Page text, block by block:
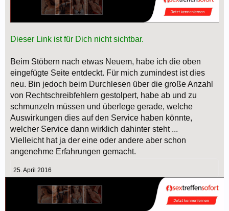
Dieser Link ist für Dich nicht sichtbar.
Beim Stöbern nach etwas Neuem, habe ich die oben
eingefügte Seite entdeckt. Für mich zumindest ist dies
neu. Bin jedoch beim Durchlesen über die große Anzahl
von Rechtschreibfehlern gestolpert, habe ab und zu
schmunzeln müssen und überlege gerade, welche
Auswirkungen dies auf den Service haben könnte,
welcher Service dann wirklich dahinter steht ...
Vielleicht hat ja der eine oder andere aber schon
angenehme Erfahrungen gemacht.
25. April 2016